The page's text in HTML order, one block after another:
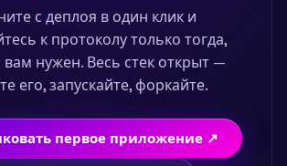
с деплоя в один клик и
к протоколу только тогда,
вам нужен. Весь стек открыт —
его, запускайте, форкайте.
первое приложение ↗